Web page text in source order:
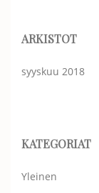
ARKISTOT
syyskuu 2018
KATEGORIAT
Yleinen